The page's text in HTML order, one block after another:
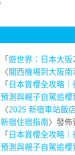
「遊世界：日本大阪
〈關西機場到大阪南
「日本賞櫻全攻略
預測與親子自駕追
〈2025 新宿車站飯
新宿住宿指南〉發佈
「日本賞櫻全攻略
預測與親子自駕追